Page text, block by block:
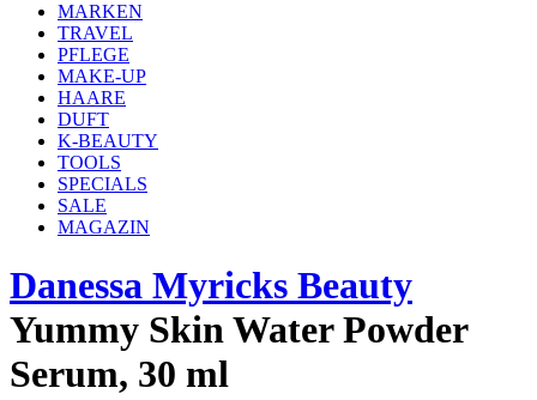
MARKEN
TRAVEL
PFLEGE
MAKE-UP
HAARE
DUFT
K-BEAUTY
TOOLS
SPECIALS
SALE
MAGAZIN
Danessa Myricks Beauty
Yummy Skin Water Powder
Serum, 30 ml